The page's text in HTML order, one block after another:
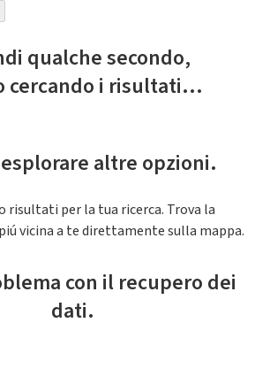
qualche secondo,
cercando i risultati...
altre opzioni.
risultati per la tua ricerca. Trova la
vicina a te direttamente sulla mappa.
con il recupero dei
dati.